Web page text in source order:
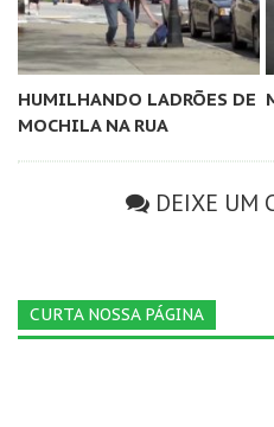
HUMILHANDO LADRÕES DE
MOCHILA NA RUA
DEIXE UM
CURTA NOSSA PÁGINA